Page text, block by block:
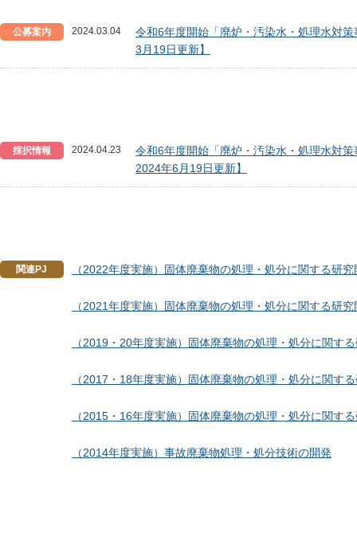
公募案内 2024.03.04
令和6年度開始「廃炉・汚染水・処理水対
3月19日更新】
採択情報 2024.04.23
令和6年度開始「廃炉・汚染水・処理水対
2024年6月19日更新】
関連PJ （2022年度実施）固体廃棄物の処理・処分に関する研究
（2021年度実施）固体廃棄物の処理・処分に関する研究
（2019・20年度実施）固体廃棄物の処理・処分に関す
（2017・18年度実施）固体廃棄物の処理・処分に関す
（2015・16年度実施）固体廃棄物の処理・処分に関す
（2014年度実施）事故廃棄物処理・処分技術の開発